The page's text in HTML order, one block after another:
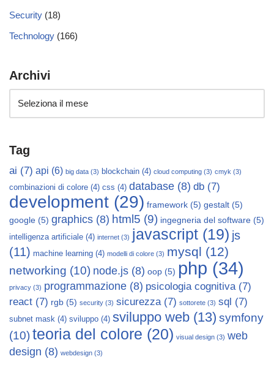
Security (18)
Technology (166)
Archivi
Tag
ai (7) api (6) big data (3) blockchain (4) cloud computing (3) cmyk (3)
combinazioni di colore (4) css (4) database (8) db (7)
development (29) framework (5) gestalt (5)
google (5) graphics (8) html5 (9) ingegneria del software (5)
intelligenza artificiale (4) internet (3) javascript (19) js
(11) machine learning (4) modelli di colore (3) mysql (12)
networking (10) node.js (8) oop (5) php (34)
privacy (3) programmazione (8) psicologia cognitiva(7)
react (7) rgb (5) security (3) sicurezza(7) sottorete (3) sql (7)
subnet mask (4) sviluppo (4) sviluppo web (13) symfony
(10)teoria del colore (20) visual design (3) web
design (8) webdesign (3)